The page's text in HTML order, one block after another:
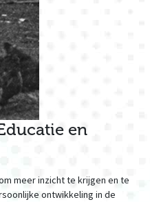
en
meer inzicht te krijgen en te
ontwikkeling in de